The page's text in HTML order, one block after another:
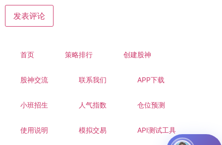
首页 策略排行 创建股神
股神交流 联系我们 APP下载
小班招生 人气指数 仓位预测
使用说明 模拟交易 API测试工具